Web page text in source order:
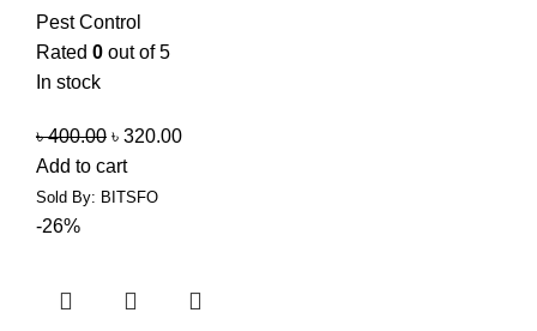
Pest Control
Rated 0 out of 5
In stock
৳400.00 ৳ 320.00
Add to cart
Sold By: BITSFO
-26%